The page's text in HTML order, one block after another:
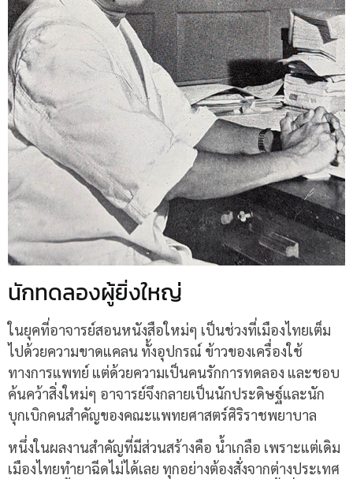
นักทดลองผู้ยิ่งใหญ่
ในยุคที่อาจารย์สอนหนังสือใหม่ๆ เป็นช่วงที่เมืองไทยเต็ม
ไปด้วยความขาดแคลน ทั้งอุปกรณ์ ข้าวของเครื่องใช้
ทางการแพทย์ แต่ด้วยความเป็นคนรักการทดลอง และชอบ
ค้นคว้าสิ่งใหม่ๆ อาจารย์จึงกลายเป็นนักประดิษฐ์และนัก
บุกเบิกคนสำคัญของคณะแพทยศาสตร์ศิริราชพยาบาล
หนึ่งในผลงานสำคัญที่มีส่วนสร้างคือ น้ำเกลือ เพราะแต่เดิม
เมืองไทยทำยาฉีดไม่ได้เลย ทุกอย่างต้องสั่งจากต่างประเทศ